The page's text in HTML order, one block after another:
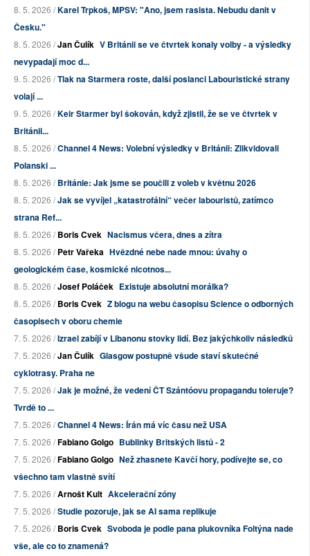
8. 5. 2026 /Karel Trpkoš, MPSV: "Ano, jsem rasista. Nebudu danit v
Česku."
8. 5. 2026 /Jan Čulík V Británii se ve čtvrtek konaly volby - a výsledky
nevypadají moc d...
9. 5. 2026 /Tlak na Starmera roste, další poslanci Labouristické strany
volají ...
9. 5. 2026 /Keir Starmer byl šokován, když zjistil, že se ve čtvrtek v
Británii...
8. 5. 2026 /Channel 4 News: Volební výsledky v Británii: Zlikvidovali
Polanski ...
8. 5. 2026 /Británie: Jak jsme se poučili z voleb v květnu 2026
8. 5. 2026 /Jak se vyvíjel „katastrofální“ večer labouristů, zatímco
strana Ref...
8. 5. 2026 /Boris Cvek Nacismus včera, dnes a zítra
8. 5. 2026 /Petr Vařeka Hvězdné nebe nade mnou: úvahy o
geologickém čase, kosmické nicotnos...
8. 5. 2026 /Josef Poláček Existuje absolutní morálka?
8. 5. 2026 /Boris Cvek Z blogu na webu časopisu Science o odborných
časopisech v oboru chemie
7. 5. 2026 /Izrael zabíjí v Libanonu stovky lidí. Bez jakýchkoliv následků
7. 5. 2026 /Jan Čulík Glasgow postupně všude staví skutečné
cyklotrasy. Praha ne
7. 5. 2026 /Jak je možné, že vedení ČT Szántóovu propagandu toleruje?
Tvrdě to ...
7. 5. 2026 /Channel 4 News: Írán má víc času než USA
7. 5. 2026 /Fabiano Golgo Bublinky Britských listů - 2
7. 5. 2026 /Fabiano Golgo Než zhasnete Kavčí hory, podívejte se, co
všechno tam vlastně svítí
7. 5. 2026 /Arnošt Kult Akcelerační zóny
7. 5. 2026 /Studie pozoruje, jak se AI sama replikuje
7. 5. 2026 /Boris Cvek Svoboda je podle pana plukovníka Foltýna nade
vše, ale co to znamená?